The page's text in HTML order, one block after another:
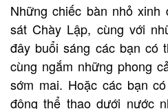
Những chiếc bàn nhỏ
sát Chày Lập, cùng với
đây buổi sáng các bạn có
cùng ngắm những phong
sớm mai. Hoặc các bạn
động thể thao dưới nước